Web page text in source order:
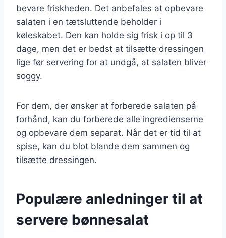
bevare friskheden. Det anbefales at opbevare
salaten i en tætsluttende beholder i
køleskabet. Den kan holde sig frisk i op til 3
dage, men det er bedst at tilsætte dressingen
lige før servering for at undgå, at salaten bliver
soggy.
For dem, der ønsker at forberede salaten på
forhånd, kan du forberede alle ingredienserne
og opbevare dem separat. Når det er tid til at
spise, kan du blot blande dem sammen og
tilsætte dressingen.
Populære anledninger til at
servere bønnesalat